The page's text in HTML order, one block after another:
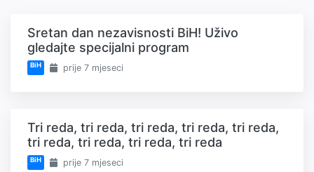
Sretan dan nezavisnosti BiH! Uživo
gledajte specijalni program
BiH prije 7 mjeseci
Tri reda, tri reda, tri reda, tri reda, tri reda,
tri reda, tri reda, tri reda, tri reda
BiH prije 7 mjeseci